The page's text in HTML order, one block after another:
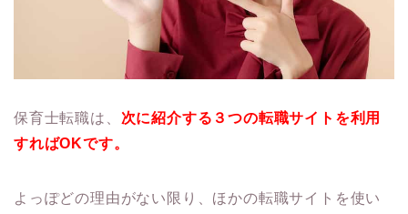
保育士転職は、 次に紹介する３つの転職サイトを利用
すればOKです。
よっぽどの理由がない限り、ほかの転職サイトを使い